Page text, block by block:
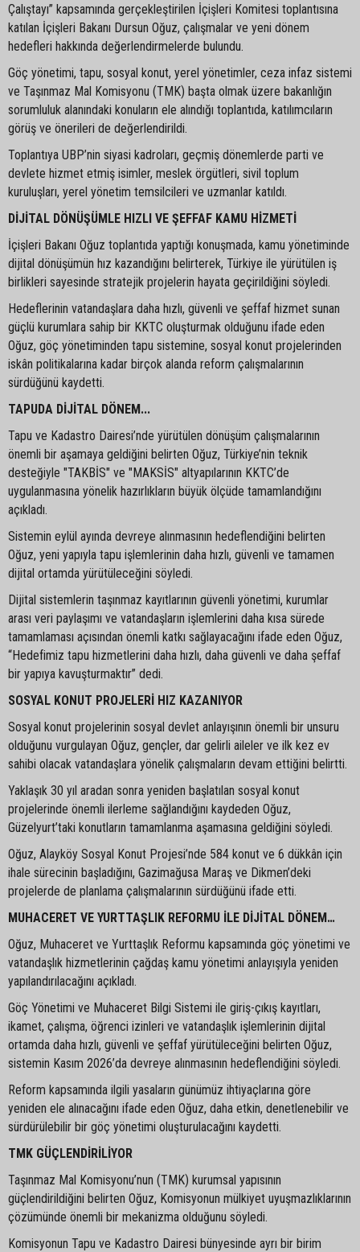
Çalıştayı” kapsamında gerçekleştirilen İçişleri Komitesi toplantısına
katılan İçişleri Bakanı Dursun Oğuz, çalışmalar ve yeni dönem
hedefleri hakkında değerlendirmelerde bulundu.
Göç yönetimi, tapu, sosyal konut, yerel yönetimler, ceza infaz sistemi
ve Taşınmaz Mal Komisyonu (TMK) başta olmak üzere bakanlığın
sorumluluk alanındaki konuların ele alındığı toplantıda, katılımcıların
görüş ve önerileri de değerlendirildi.
Toplantıya UBP’nin siyasi kadroları, geçmiş dönemlerde parti ve
devlete hizmet etmiş isimler, meslek örgütleri, sivil toplum
kuruluşları, yerel yönetim temsilcileri ve uzmanlar katıldı.
DİJİTAL DÖNÜŞÜMLE HIZLI VE ŞEFFAF KAMU HİZMETİ
İçişleri Bakanı Oğuz toplantıda yaptığı konuşmada, kamu yönetiminde
dijital dönüşümün hız kazandığını belirterek, Türkiye ile yürütülen iş
birlikleri sayesinde stratejik projelerin hayata geçirildiğini söyledi.
Hedeflerinin vatandaşlara daha hızlı, güvenli ve şeffaf hizmet sunan
güçlü kurumlara sahip bir KKTC oluşturmak olduğunu ifade eden
Oğuz, göç yönetiminden tapu sistemine, sosyal konut projelerinden
iskân politikalarına kadar birçok alanda reform çalışmalarının
sürdüğünü kaydetti.
TAPUDA DİJİTAL DÖNEM...
Tapu ve Kadastro Dairesi’nde yürütülen dönüşüm çalışmalarının
önemli bir aşamaya geldiğini belirten Oğuz, Türkiye’nin teknik
desteğiyle "TAKBİS" ve "MAKSİS" altyapılarının KKTC’de
uygulanmasına yönelik hazırlıkların büyük ölçüde tamamlandığını
açıkladı.
Sistemin eylül ayında devreye alınmasının hedeflendiğini belirten
Oğuz, yeni yapıyla tapu işlemlerinin daha hızlı, güvenli ve tamamen
dijital ortamda yürütüleceğini söyledi.
Dijital sistemlerin taşınmaz kayıtlarının güvenli yönetimi, kurumlar
arası veri paylaşımı ve vatandaşların işlemlerini daha kısa sürede
tamamlaması açısından önemli katkı sağlayacağını ifade eden Oğuz,
“Hedefimiz tapu hizmetlerini daha hızlı, daha güvenli ve daha şeffaf
bir yapıya kavuşturmaktır” dedi.
SOSYAL KONUT PROJELERİ HIZ KAZANIYOR
Sosyal konut projelerinin sosyal devlet anlayışının önemli bir unsuru
olduğunu vurgulayan Oğuz, gençler, dar gelirli aileler ve ilk kez ev
sahibi olacak vatandaşlara yönelik çalışmaların devam ettiğini belirtti.
Yaklaşık 30 yıl aradan sonra yeniden başlatılan sosyal konut
projelerinde önemli ilerleme sağlandığını kaydeden Oğuz,
Güzelyurt’taki konutların tamamlanma aşamasına geldiğini söyledi.
Oğuz, Alayköy Sosyal Konut Projesi’nde 584 konut ve 6 dükkân için
ihale sürecinin başladığını, Gazimağusa Maraş ve Dikmen’deki
projelerde de planlama çalışmalarının sürdüğünü ifade etti.
MUHACERET VE YURTTAŞLIK REFORMU İLE DİJİTAL DÖNEM…
Oğuz, Muhaceret ve Yurttaşlık Reformu kapsamında göç yönetimi ve
vatandaşlık hizmetlerinin çağdaş kamu yönetimi anlayışıyla yeniden
yapılandırılacağını açıkladı.
Göç Yönetimi ve Muhaceret Bilgi Sistemi ile giriş-çıkış kayıtları,
ikamet, çalışma, öğrenci izinleri ve vatandaşlık işlemlerinin dijital
ortamda daha hızlı, güvenli ve şeffaf yürütüleceğini belirten Oğuz,
sistemin Kasım 2026’da devreye alınmasının hedeflendiğini söyledi.
Reform kapsamında ilgili yasaların günümüz ihtiyaçlarına göre
yeniden ele alınacağını ifade eden Oğuz, daha etkin, denetlenebilir ve
sürdürülebilir bir göç yönetimi oluşturulacağını kaydetti.
TMK GÜÇLENDİRİLİYOR
Taşınmaz Mal Komisyonu’nun (TMK) kurumsal yapısının
güçlendirildiğini belirten Oğuz, Komisyonun mülkiyet uyuşmazlıklarının
çözümünde önemli bir mekanizma olduğunu söyledi.
Komisyonun Tapu ve Kadastro Dairesi bünyesinde ayrı bir birim